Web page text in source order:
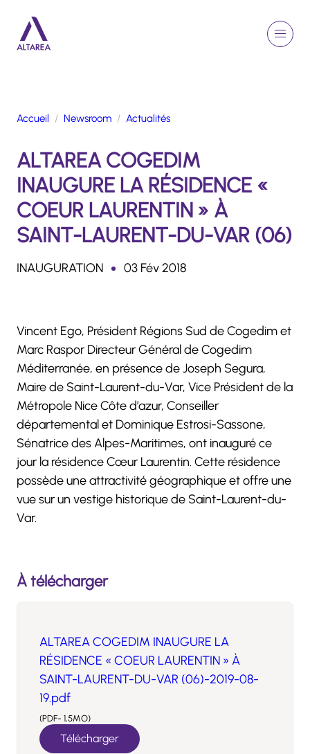
Menu
ACTIVITÉS
ENGAGEMENTS
TALENTS
FINANCE
NEWSROOM
Rechercher
Accueil Newsroom Actualités
ALTAREA COGEDIM
INAUGURE LA RÉSIDENCE «
COEUR LAURENTIN » À
SAINT-LAURENT-DU-VAR (06)
INAUGURATION 03 Fév 2018
Vincent Ego, Président Régions Sud de Cogedim et
Marc Raspor Directeur Général de Cogedim
Méditerranée, en présence de Joseph Segura,
Maire de Saint-Laurent-du-Var, Vice Président de la
Métropole Nice Côte d’azur, Conseiller
départemental et Dominique Estrosi-Sassone,
Sénatrice des Alpes-Maritimes, ont inauguré ce
jour la résidence Cœur Laurentin. Cette résidence
possède une attractivité géographique et offre une
vue sur un vestige historique de Saint-Laurent-du-
Var.
À télécharger
ALTAREA COGEDIM INAUGURE LA
RÉSIDENCE « COEUR LAURENTIN » À
SAINT-LAURENT-DU-VAR (06)-2019-08-
19.pdf
(PDF- 1,5MO)
Télécharger